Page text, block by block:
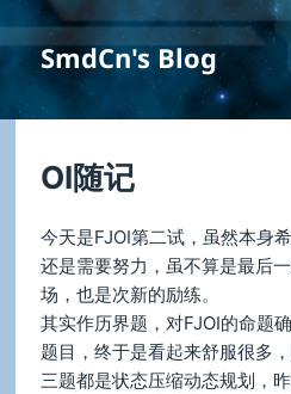
SmdCn's Blog
OI随记
今天是FJOI第二试，虽然本身
还是需要努力，虽不算是最后
场，也是次新的励练。
其实作历界题，对FJOI的命题
题目，终于是看起来舒服很多
三题都是状态压缩动态规划，